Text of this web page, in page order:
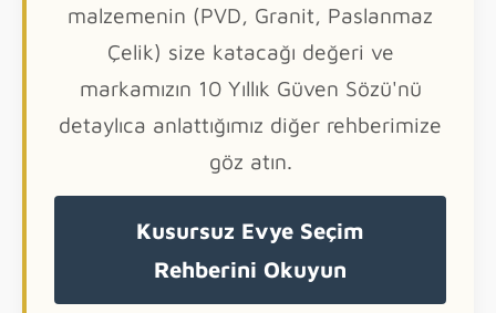
malzemenin (PVD, Granit, Paslanmaz
Çelik) size katacağı değeri ve
markamızın 10 Yıllık Güven Sözü'nü
detaylıca anlattığımız diğer rehberimize
göz atın.
Kusursuz Evye Seçim
Rehberini Okuyun